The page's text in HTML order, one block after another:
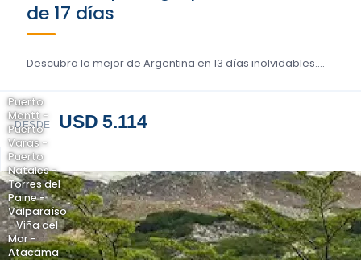
de 17 días
Descubra lo mejor de Argentina en 13 días inolvidables....
DESDE USD 5.114
Puerto
Montt -
Puerto
Varas -
Puerto
Natales -
Torres del
Paine -
Valparaíso
- Viña del
Mar -
Atacama